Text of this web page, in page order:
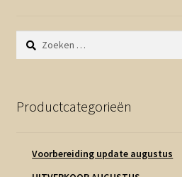
Zoeken
naar:
Productcategorieën
Voorbereiding update augustus